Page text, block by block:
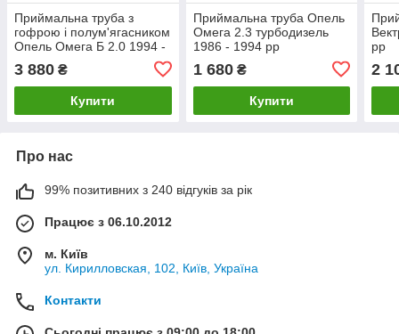
Приймальна труба з
гофрою і полум'ягасником
Опель Омега Б 2.0 1994 -
3 880 ₴
Купити
Приймальна труба Опель
Омега 2.3 турбодизель
1986 - 1994 рр
1 680₴
Купити
рр
2
Про нас
99% позитивних з 240 відгуків за рік
Працює з 06.10.2012
м. Київ
ул. Кирилловская, 102, Київ, Україна
Контакти